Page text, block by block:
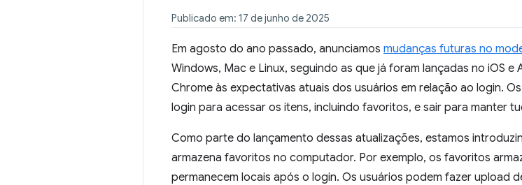
Publicado em: 17 de junho de 2025
Em agosto do ano passado, anunciamos mudanças futuras no
Windows, Mac e Linux, seguindo as que já foram lançadas no iOS
Chrome às expectativas atuais dos usuários em relação ao login.
login para acessar os itens, incluindo favoritos, e sair para manter
Como parte do lançamento dessas atualizações, estamos
armazena favoritos no computador. Por exemplo, os favoritos
permanecem locais após o login. Os usuários podem fazer upload